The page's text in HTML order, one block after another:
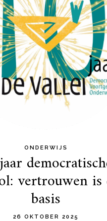
ONDERWIJS
vertrouwen is
basis
26 OKTOBER 2025